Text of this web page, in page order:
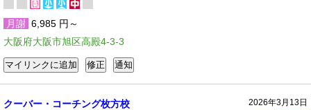
月謝 6,985 円～
大阪府大阪市旭区高殿4-3-3
2026年3月13日
クーバー・コーチング枚方校